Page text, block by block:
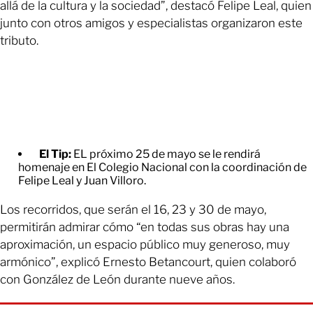
allá de la cultura y la sociedad”, destacó Felipe Leal, quien
junto con otros amigos y especialistas organizaron este
tributo.
El Tip: EL próximo 25 de mayo se le rendirá
homenaje en El Colegio Nacional con la coordinación de
Felipe Leal y Juan Villoro.
Los recorridos, que serán el 16, 23 y 30 de mayo,
permitirán admirar cómo “en todas sus obras hay una
aproximación, un espacio público muy generoso, muy
armónico”, explicó Ernesto Betancourt, quien colaboró
con González de León durante nueve años.